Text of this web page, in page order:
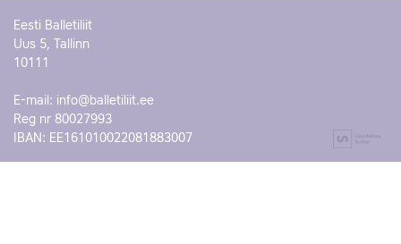
Eesti Balletiliit
Uus 5, Tallinn
10111
E-mail: info@balletiliit.ee
Reg nr 80027993
IBAN: EE161010022081883007